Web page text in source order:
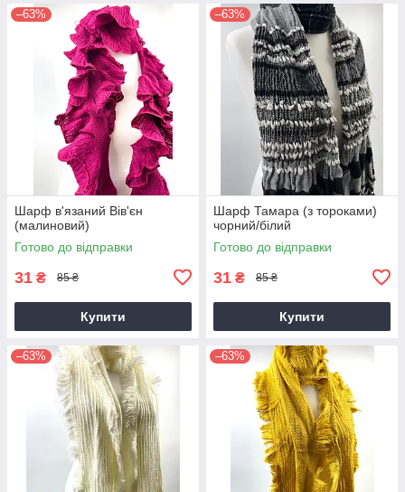
–63%
Шарф в'язаний Вів'єн
(малиновий)
Готово до відправки
31 ₴ 85 ₴
Купити
–63%
Шарф Тамара (з тороками)
чорний/білий
Готово до відправки
31 ₴ 85 ₴
Купити
–63% –63%